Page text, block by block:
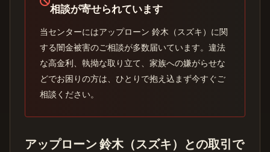
相談が寄せられています
当センターにはアップローン 鈴木（スズキ）に関
する闇金被害のご相談が多数届いています。違法
な高金利、執拗な取り立て、家族への嫌がらせな
どでお困りの方は、ひとりで抱え込まず今すぐご
相談ください。
アップローン 鈴木（スズキ）との取引で